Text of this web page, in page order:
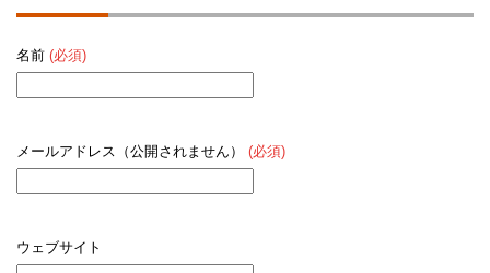
名前 (必須)
メールアドレス（公開されません） (必須)
ウェブサイト